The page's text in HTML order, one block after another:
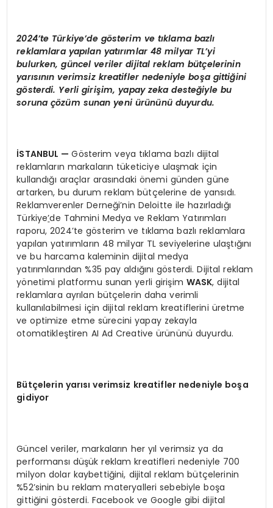
2024’te Türkiye’de gösterim ve tıklama bazlı
reklamlara yapılan yatırımlar 48 milyar TL’yi
bulurken, güncel veriler dijital reklam bütçelerinin
yarısının verimsiz kreatifler nedeniyle boşa gittiğini
gösterdi. Yerli girişim, yapay zeka desteğiyle bu
soruna çözüm sunan yeni ürününü duyurdu.
İSTANBUL —Gösterim veya tıklama bazlı dijital
reklamların markaların tüketiciye ulaşmak için
kullandığı araçlar arasındaki önemi günden güne
artarken, bu durum reklam bütçelerine de yansıdı.
Reklamverenler Derneği’nin Deloitte ile hazırladığı
Türkiye’de Tahmini Medya ve Reklam Yatırımları
raporu, 2024’te gösterim ve tıklama bazlı reklamlara
yapılan yatırımların 48 milyar TL seviyelerine ulaştığını
ve bu harcama kaleminin dijital medya
yatırımlarından %35 pay aldığını gösterdi. Dijital reklam
yönetimi platformu sunan yerli girişim WASK, dijital
reklamlara ayrılan bütçelerin daha verimli
kullanılabilmesi için dijital reklam kreatiflerini üretme
ve optimize etme sürecini yapay zekayla
otomatikleştiren AI Ad Creative ürününü duyurdu.
Bütçelerin yarısı verimsiz kreatifler nedeniyle boşa
gidiyor
Güncel veriler, markaların her yıl verimsiz ya da
performansı düşük reklam kreatifleri nedeniyle 700
milyon dolar kaybettiğini, dijital reklam bütçelerinin
%52’sinin bu reklam materyalleri sebebiyle boşa
gittiğini gösterdi. Facebook ve Google gibi dijital